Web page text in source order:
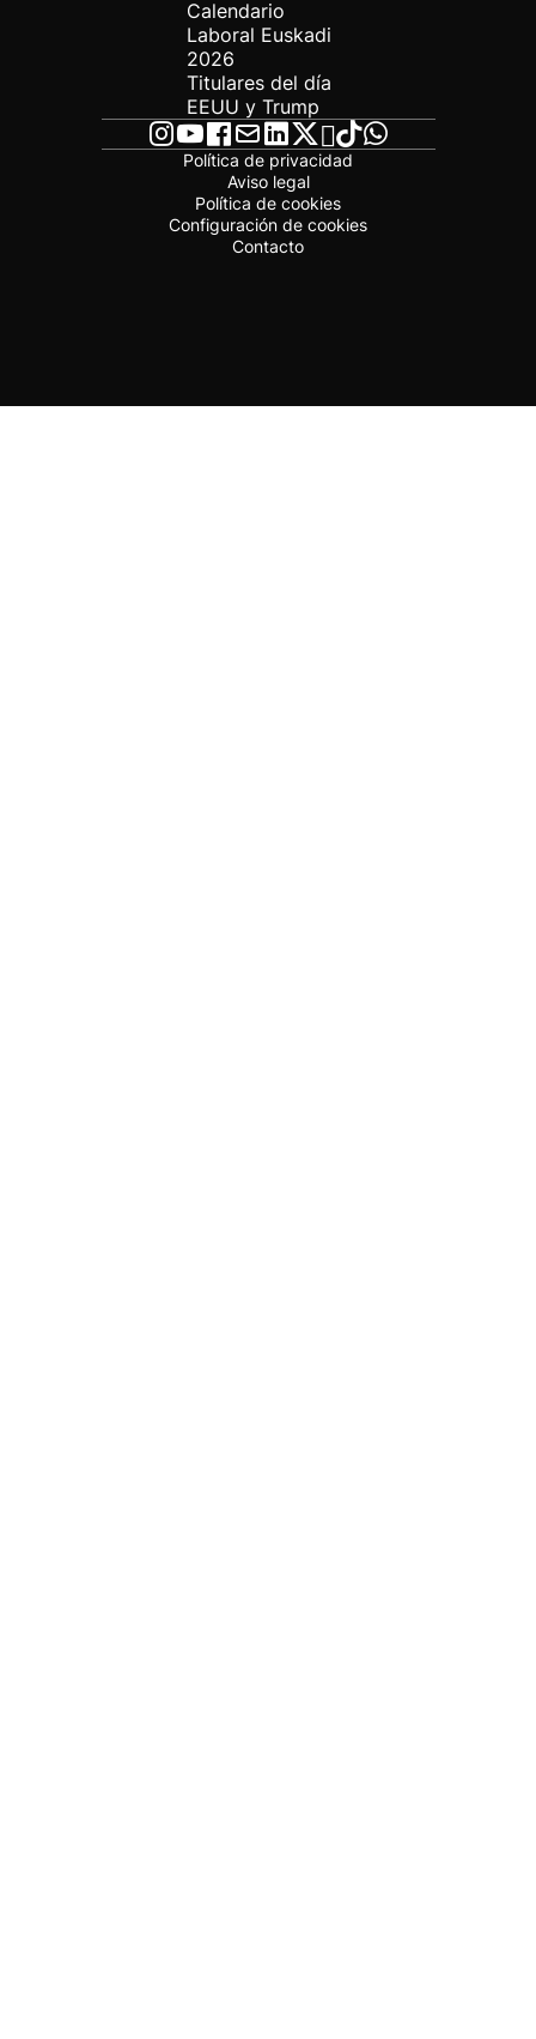
Calendario
Laboral Euskadi
2026
Titulares del día
EEUU y Trump
Política de privacidad
Aviso legal
Política de cookies
Configuración de cookies
Contacto